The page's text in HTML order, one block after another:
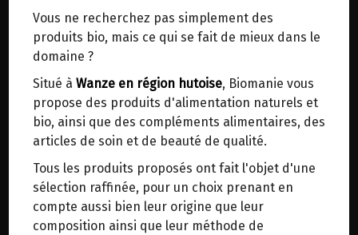
Vous ne recherchez pas simplement des
produits bio, mais ce qui se fait de mieux dans le
domaine ?
Situé à Wanze en région hutoise, Biomanie vous
propose des produits d'alimentation naturels et
bio, ainsi que des compléments alimentaires, des
articles de soin et de beauté de qualité.
Tous les produits proposés ont fait l'objet d'une
sélection raffinée, pour un choix prenant en
compte aussi bien leur origine que leur
composition ainsi que leur méthode de
Choisir ce lieu
Dans un point d'enlèvement BPost
En choisissant un Point d’enlèvement ou un
distributeur bbox, vous permettez d’éviter des
trajets inutiles. En posant ce choix, vous
contribuez à la réduction des émissions de CO₂
de 30 % en moyenne. Et grâce au plus grand
réseau de distribution de Belgique, il y a
toujours une solution près de chez vous.
FLOCONS FINS DE GRAND
EPEAUTRE STADTMUHLE LABEL
HERTZKA 4KG